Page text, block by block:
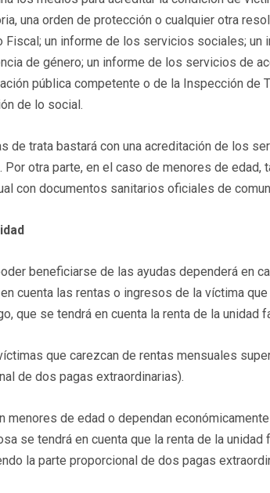
una orden de protección o cualquier otra
Fiscal; un informe de los servicios sociales;
de género; un informe de los servicios de
pública competente o de la Inspección de
de lo social.
de trata bastará con una acreditación de los
otra parte, en el caso de menores de
con documentos sanitarios oficiales de
beneficiarse de las ayudas dependerá en
cuenta las rentas o ingresos de la víctima
que se tendrá en cuenta la renta de la unidad
que carezcan de rentas mensuales
de dos pagas extraordinarias).
menores de edad o dependan
se tendrá en cuenta que la renta de la
la parte proporcional de dos pagas